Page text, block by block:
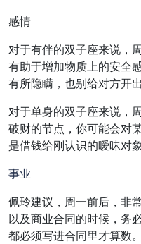
感情
对于有伴的双子座来说，
有助于增加物质上的安全
有所隐瞒，也别给对方开
对于单身的双子座来说，
破财的节点，你可能会对
是借钱给刚认识的暧昧对
事业
佩玲建议，周一前后，非
以及商业合同的时候，务
都必须写进合同里才算数。